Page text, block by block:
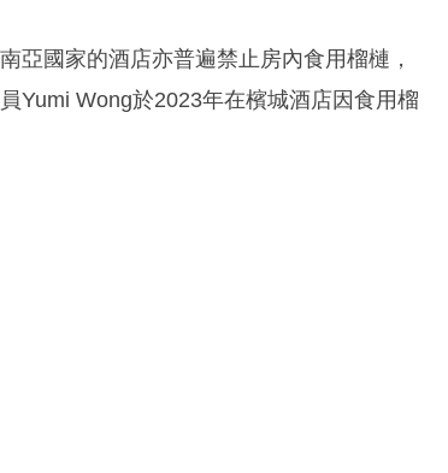
亞國家的酒店亦普遍禁止房內食用榴槤，
Yumi Wong於2023年在檳城酒店因食用榴